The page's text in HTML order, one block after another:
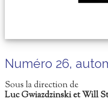
Numéro 26,
Sous la direction de
Luc Gwiazdzinski et Will